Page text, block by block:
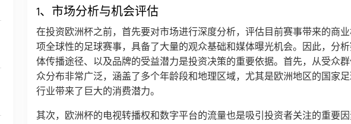
1、市场分析与机会评估
在投资欧洲杯之前，首先要对市场进行深度分析，评估目前赛事带来的商
项全球性的足球赛事，具备了大量的观众基础和媒体曝光机会。因此，分
体传播途径、以及品牌的受益潜力是投资决策的重要依据。首先，从受众
众分布非常广泛，涵盖了多个年龄段和地理区域，尤其是欧洲地区的国家
行业带来了巨大的消费潜力。
其次，欧洲杯的电视转播权和数字平台的流量也是吸引投资者关注的重要